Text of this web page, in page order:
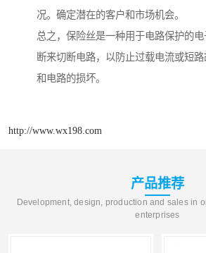
况。确定潜在的客户和市场机会。
总之，保险丝是一种用于电路保护的
断来切断电路，以防止过载电流或短
和电路的损坏。
http://www.wx198.com
产品推荐
Development, design, production and sales in
enterprises